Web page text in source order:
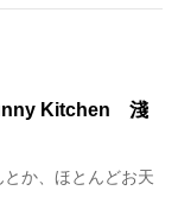
Kitchen 淺
か、ほとんどお天